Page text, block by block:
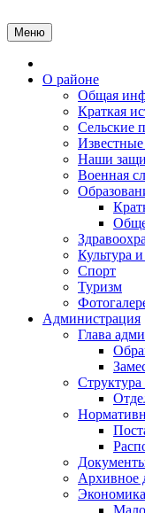
к
содержимому
Меню
О районе
Общая
Краткая
Сельские
Наши
Военная
Культура
Спорт
Туризм
Администрация
Глава
Архивное
Экономика